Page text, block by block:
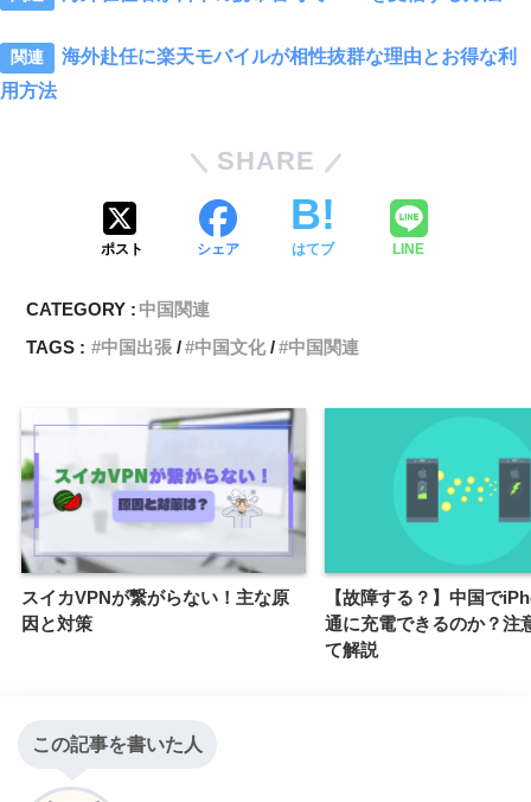
海外赴任に楽天モバイルが相性抜群な理由とお得な利
用方法
SHARE
ポスト シェア はてブ LINE
CATEGORY : 中国関連
TAGS :
中国出張 中国文化 中国関連
スイカVPNが繋がらない！主な原
因と対策
【故障する？】中国で
通に充電できるのか？注
て解説
この記事を書いた人